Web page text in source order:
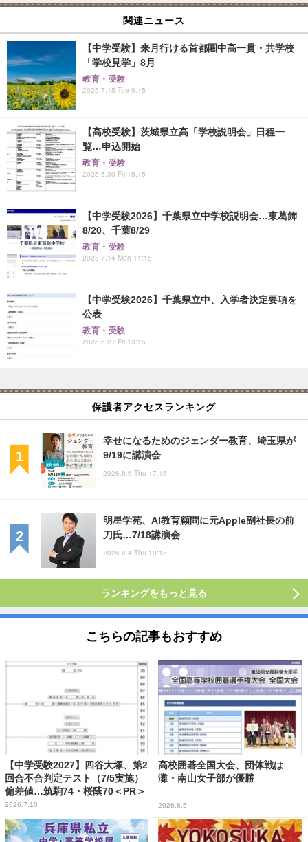
関連ニュース
【中学受験】来月行ける首都圏中高一貫・共学校
「学校見学」8月
教育・受験
2025.7.15 Tue 9:15
【高校受験】茨城県立高「学校説明会」日程一
覧…申込開始
教育・受験
2025.5.30 Fri 15:15
【中学受験2026】千葉県立中学校説明会…東葛飾
8/20、千葉8/29
教育・受験
2025.7.14 Mon 11:15
【中学受験2026】千葉県立中、入学者決定要項を
公表
教育・受験
2025.6.27 Fri 13:15
保護者アクセスランキング
幸せになるためのジェンダー教育、埼玉県が
9/19に講演会
2026.8.6 Thu 17:15
明星学苑、AI教育顧問に元Apple副社長の前
刀氏…7/18講演会
2026.6.4 Thu 10:15
ランキングをもっと見る
こちらの記事もおすすめ
【中学受験2027】四谷大塚、第2
回合不合判定テスト（7/5実施）
偏差値…筑駒74・桜蔭70＜PR＞
2026.7.10
高校囲碁全国大会、団体戦は
灘・南山女子部が優勝
2026.8.5